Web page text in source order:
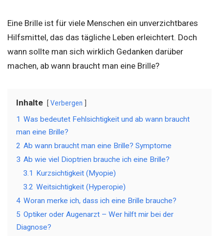
Eine Brille ist für viele Menschen ein unverzichtbares
Hilfsmittel, das das tägliche Leben erleichtert. Doch
wann sollte man sich wirklich Gedanken darüber
machen, ab wann braucht man eine Brille?
Inhalte Verbergen
1 Was bedeutet Fehlsichtigkeit und ab wann braucht
man eine Brille?
2 Ab wann braucht man eine Brille? Symptome
3 Ab wie viel Dioptrien brauche ich eine Brille?
3.1 Kurzsichtigkeit (Myopie)
3.2 Weitsichtigkeit (Hyperopie)
4 Woran merke ich, dass ich eine Brille brauche?
5 Optiker oder Augenarzt – Wer hilft mir bei der
Diagnose?